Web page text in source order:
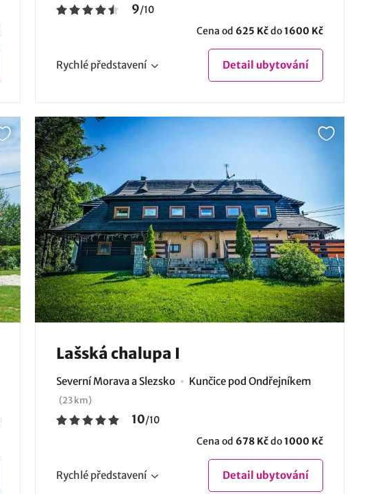
9/10
Cena od 625 Kčdo1600 Kč
Rychlé představení Detail ubytování
Lašská chalupa I
Severní Morava a Slezsko Kunčice pod Ondřejníkem
(23 km)
10/10
Cena od 678 Kčdo1000 Kč
Rychlé představení Detail ubytování